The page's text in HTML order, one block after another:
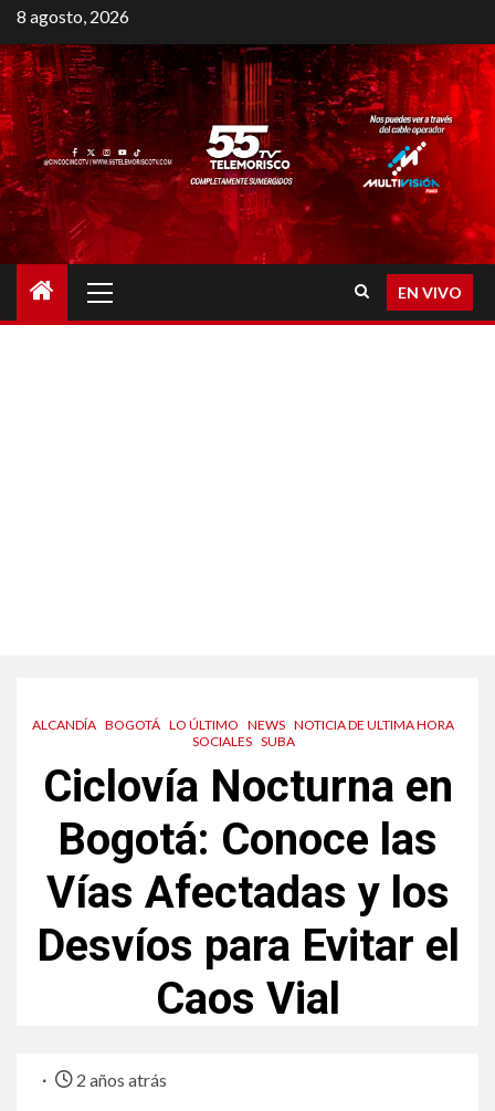
8 agosto, 2026
EN VIVO
ALCANDÍA BOGOTÁ LO ÚLTIMO NEWS NOTICIA DE ULTIMA HORA
SOCIALES SUBA
Ciclovía Nocturna en
Bogotá: Conoce las
Vías Afectadas y los
Desvíos para Evitar el
Caos Vial
2 años atrás